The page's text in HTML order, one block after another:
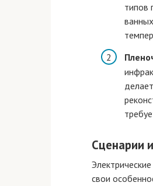
типов
Сценарии
свои